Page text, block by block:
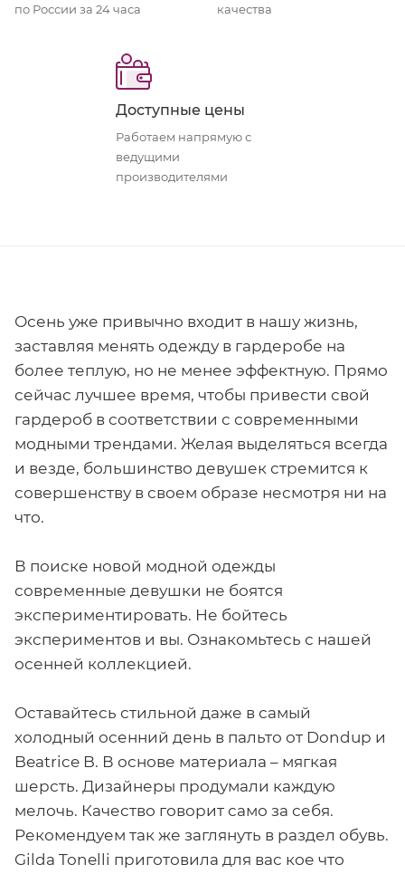
по России за 24 часа
качества
Доступные цены
Работаем напрямую с
ведущими
производителями
Осень уже привычно входит в нашу жизнь,
заставляя менять одежду в гардеробе на
более теплую, но не менее эффектную. Прямо
сейчас лучшее время, чтобы привести свой
гардероб в соответствии с современными
модными трендами. Желая выделяться всегда
и везде, большинство девушек стремится к
совершенству в своем образе несмотря ни на
что.
В поиске новой модной одежды
современные девушки не боятся
экспериментировать. Не бойтесь
экспериментов и вы. Ознакомьтесь с нашей
осенней коллекцией.
Оставайтесь стильной даже в самый
холодный осенний день в пальто от Dondup и
Beatrice B. В основе материала – мягкая
шерсть. Дизайнеры продумали каждую
мелочь. Качество говорит само за себя.
Рекомендуем так же заглянуть в раздел обувь.
Gilda Tonelli приготовила для вас кое что